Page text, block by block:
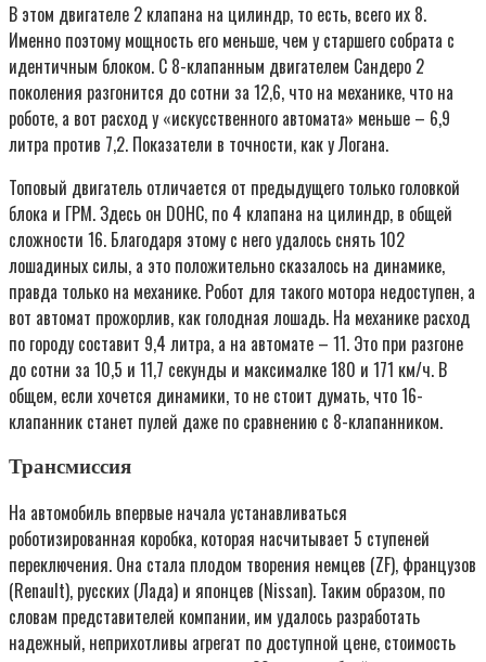
В этом двигателе 2 клапана на цилиндр, то есть, всего их 8.
Именно поэтому мощность его меньше, чем у старшего собрата с
идентичным блоком. С 8-клапанным двигателем Сандеро 2
поколения разгонится до сотни за 12,6, что на механике, что на
роботе, а вот расход у «искусственного автомата» меньше – 6,9
литра против 7,2. Показатели в точности, как у Логана.
Топовый двигатель отличается от предыдущего только головкой
блока и ГРМ. Здесь он DOHC, по 4 клапана на цилиндр, в общей
сложности 16. Благодаря этому с него удалось снять 102
лошадиных силы, а это положительно сказалось на динамике,
правда только на механике. Робот для такого мотора недоступен, а
вот автомат прожорлив, как голодная лошадь. На механике расход
по городу составит 9,4 литра, а на автомате – 11. Это при разгоне
до сотни за 10,5 и 11,7 секунды и максималке 180 и 171 км/ч. В
общем, если хочется динамики, то не стоит думать, что 16-
клапанник станет пулей даже по сравнению с 8-клапанником.
Трансмиссия
На автомобиль впервые начала устанавливаться
роботизированная коробка, которая насчитывает 5 ступеней
переключения. Она стала плодом творения немцев (ZF), французов
(Renault), русских (Лада) и японцев (Nissan). Таким образом, по
словам представителей компании, им удалось разработать
надежный, неприхотливы агрегат по доступной цене, стоимость